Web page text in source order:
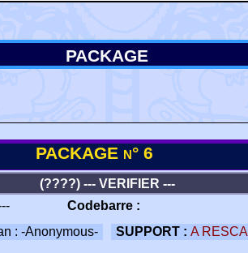
PACKAGE
PACKAGE n° 6
(????) --- VERIFIER ---
Codebarre :
: -Anonymous- SUPPORT : A